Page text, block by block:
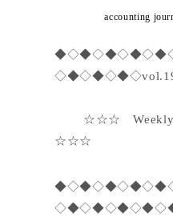
accounting
☆☆☆ Weekly
☆☆☆